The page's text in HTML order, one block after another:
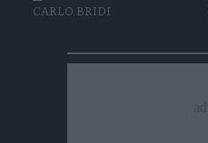
CARLO BRIDI